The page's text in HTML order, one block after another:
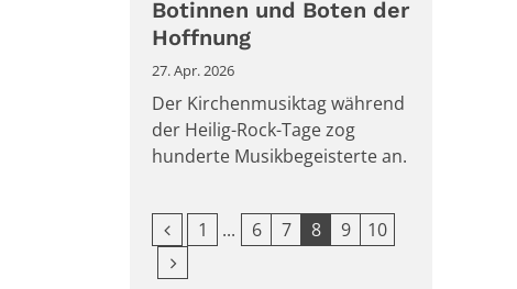
Botinnen und Boten der
Hoffnung
27. Apr. 2026
Der Kirchenmusiktag während
der Heilig-Rock-Tage zog
hunderte Musikbegeisterte an.
Vorherige Seite
Erste Seite
1 6 7 8 9
10
Nächste Seite